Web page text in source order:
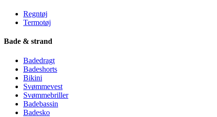
Regntøj
Termotøj
Bade & strand
Badedragt
Badeshorts
Bikini
Svømmevest
Svømmebriller
Badebassin
Badesko